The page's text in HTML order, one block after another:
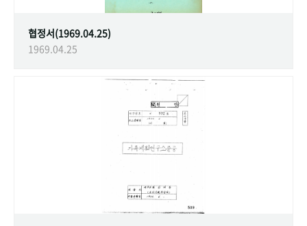
협정서(1969.04.25)
1969.04.25